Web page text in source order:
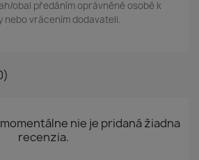
obal předáním oprávněné osobě k
nebo vrácením dodavateli.
nie je pridaná žiadna
recenzia.